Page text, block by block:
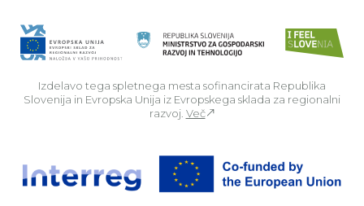
Izdelavo tega spletnega mesta sofinancirata Republika
Slovenija in Evropska Unija iz Evropskega sklada za regionalni
razvoj. Več